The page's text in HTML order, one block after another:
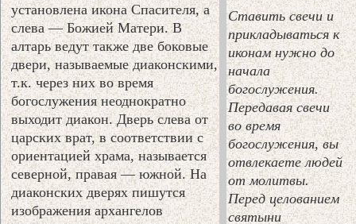
Ставить свечи и
прикладываться к
иконам нужно до
начала
богослужения.
Передавая свечи
во время
богослужения, вы
отвлекаете людей
от молитвы.
Перед целованием
святыни
установлена икона Спасителя, а
слева — Божией Матери. В
алтарь ведут также две боковые
двери, называемые диаконскими,
т.к. через них во время
богослужения неоднократно
выходит диакон. Дверь слева от
царских врат, в соответствии с
ориентацией храма, называется
северной, правая — южной. На
диаконских дверях пишутся
изображения архангелов